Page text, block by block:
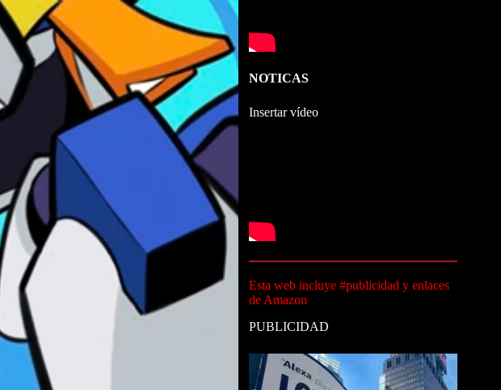
NOTICAS
Insertar vídeo
Esta web incluye #publicidad y enlaces
de Amazon
PUBLICIDAD